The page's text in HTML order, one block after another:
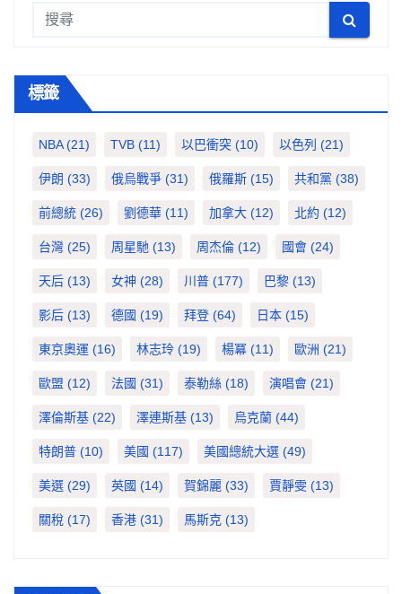
標籤
NBA(21) TVB (11) 以巴衝突 (10) 以色列 (21)
伊朗 (33) 俄烏戰爭 (31) 俄羅斯 (15) 共和黨 (38)
前總統 (26) 劉德華 (11) 加拿大 (12) 北約 (12)
台灣 (25) 周星馳 (13) 周杰倫 (12) 國會 (24)
天后 (13) 女神 (28) 川普 (177) 巴黎 (13)
影后 (13) 德國 (19) 拜登 (64) 日本 (15)
東京奧運 (16) 林志玲 (19) 楊冪 (11) 歐洲 (21)
歐盟 (12) 法國 (31) 泰勒絲 (18) 演唱會 (21)
澤倫斯基 (22) 澤連斯基 (13) 烏克蘭 (44)
特朗普 (10) 美國 (117) 美國總統大選 (49)
美選 (29) 英國 (14) 賀錦麗 (33) 賈靜雯 (13)
關稅 (17) 香港 (31) 馬斯克 (13)